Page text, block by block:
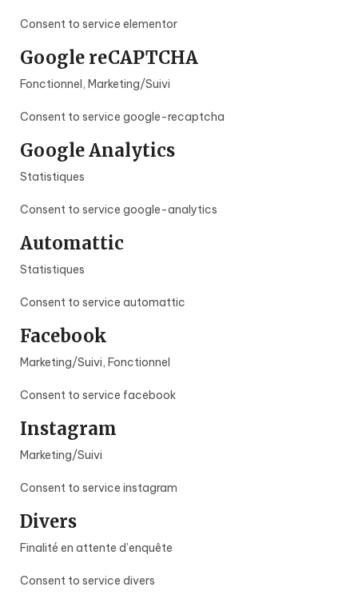
Consent to service elementor
Google reCAPTCHA
Fonctionnel, Marketing/Suivi
Consent to service google-recaptcha
Google Analytics
Statistiques
Consent to service google-analytics
Automattic
Statistiques
Consent to service automattic
Facebook
Marketing/Suivi, Fonctionnel
Consent to service facebook
Instagram
Marketing/Suivi
Consent to service instagram
Divers
Finalité en attente d’enquête
Consent to service divers